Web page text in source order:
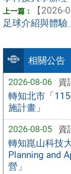
相關公告
2026-08-06 資
轉知北市「
施計畫」
2026-08-05 資
轉知崑山科技
Planning and
營」
【2026-
足球介紹與體